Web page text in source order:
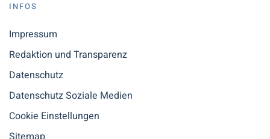
INFOS
Impressum
Redaktion und Transparenz
Datenschutz
Datenschutz Soziale Medien
Cookie Einstellungen